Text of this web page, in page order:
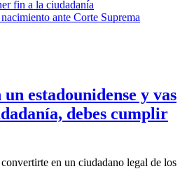
un estadounidense y vas
debes cumplir
en un ciudadano legal de los